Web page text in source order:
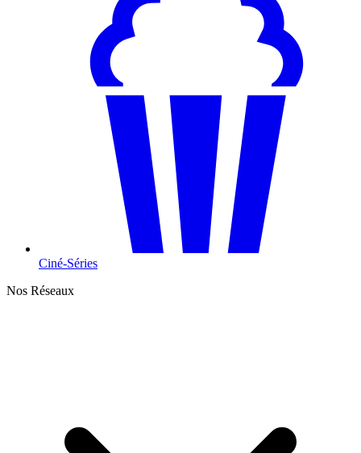
Ciné-Séries
Nos Réseaux